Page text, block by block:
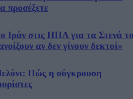
προσέξετε
Ιράν στις ΗΠΑ για τα Στενά
αν δεν γίνουν δεκτοί»
Πώς η σύγκρουση